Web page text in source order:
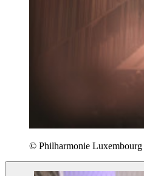
© Philharmonie Luxembourg